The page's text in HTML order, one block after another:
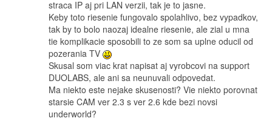
straca IP aj pri LAN verzii, tak je to jasne.
Keby toto riesenie fungovalo spolahlivo, bez vypadkov,
tak by to bolo naozaj idealne riesenie, ale zial u mna
tie komplikacie sposobili to ze som sa uplne oducil od
pozerania TV
Skusal som viac krat napisat aj vyrobcovi na support
DUOLABS, ale ani sa neunuvali odpovedat.
Ma niekto este nejake skusenosti? Vie niekto porovnat
starsie CAM ver 2.3 s ver 2.6 kde bezi novsi
underworld?